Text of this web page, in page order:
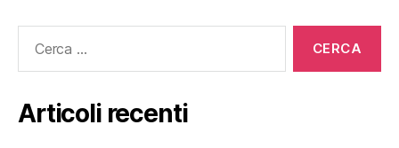
Articoli recenti